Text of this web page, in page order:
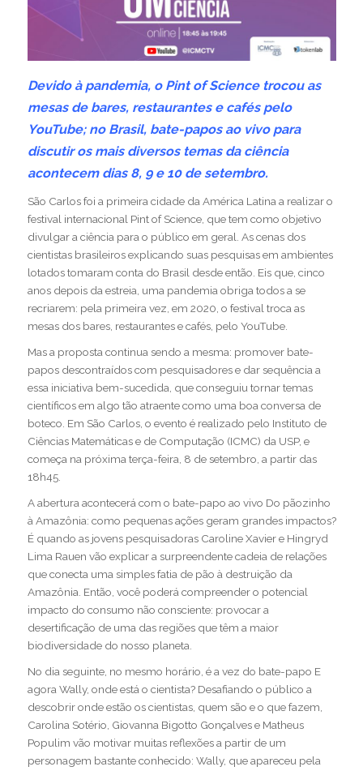
Devido à pandemia, o Pint of Science trocou as
mesas de bares, restaurantes e cafés pelo
YouTube; no Brasil, bate-papos ao vivo para
discutir os mais diversos temas da ciência
acontecem dias 8, 9 e 10 de setembro.
São Carlos foi a primeira cidade da América Latinaa realizar o
festival internacional Pint of Science, que tem como objetivo
divulgar a ciência para o público em geral. As cenas dos
cientistas brasileiros explicando suas pesquisas em ambientes
lotados tomaram conta do Brasil desde então. Eis que, cinco
anos depois da estreia, uma pandemia obriga todos a se
recriarem: pela primeira vez, em 2020, o festival troca as
mesas dos bares, restaurantes e cafés, pelo YouTube.
Mas a proposta continua sendo a mesma: promover bate-
papos descontraídos com pesquisadores e dar sequência a
essa iniciativa bem-sucedida, que conseguiu tornar temas
científicos em algo tão atraente como uma boa conversa de
boteco. Em São Carlos, o evento é realizado pelo Instituto de
Ciências Matemáticas e de Computação (ICMC) da USP, e
começa na próxima terça-feira, 8 de setembro, a partir das
18h45.
A abertura acontecerá com o bate-papo ao vivo Do pãozinho
à Amazônia: como pequenas ações geram grandes impactos?
É quando as jovens pesquisadoras Caroline Xavier e Hingryd
Lima Rauen vão explicar a surpreendente cadeia de relações
que conecta uma simples fatia de pão à destruição da
Amazônia. Então, você poderá compreender o potencial
impacto do consumo não consciente: provocar a
desertificação de uma das regiões que têm a maior
biodiversidade do nosso planeta.
No dia seguinte, no mesmo horário, é a vez do bate-papo E
agora Wally, onde está o cientista?Desafiando o público a
descobrir onde estão os cientistas, quem são e o que fazem,
Carolina Sotério, Giovanna Bigotto Gonçalves e Matheus
Populim vão motivar muitas reflexões a partir de um
personagem bastante conhecido: Wally, que apareceu pela